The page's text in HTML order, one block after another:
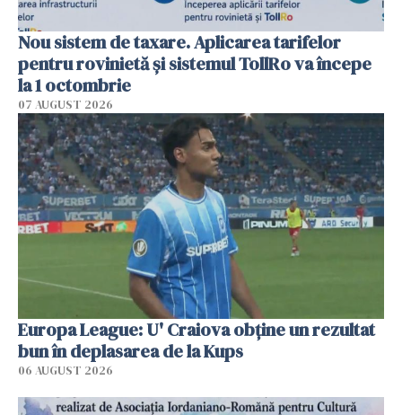
Nou sistem de taxare. Aplicarea tarifelor
pentru rovinietă şi sistemul TollRo va începe
la 1 octombrie
07 AUGUST 2026
Europa League: U' Craiova obține un rezultat
bun în deplasarea de la Kups
06 AUGUST 2026